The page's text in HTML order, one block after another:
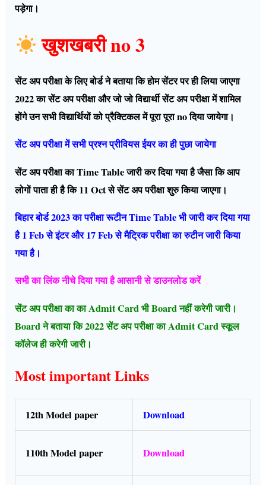
पड़ेगा।
खुशखबरी no 3
सेंट अप परीक्षा के लिए बोर्ड ने बताया कि होम सेंटर पर ही लिया जाएगा
2022 का सेंट अप परीक्षा और जो जो विद्यार्थी सेंट अप परीक्षा में शामिल
होंगे उन सभी विद्यार्थियों को प्रैक्टिकल में पूरा पूरा no दिया जायेगा।
सेंट अप परीक्षा में सभी प्रश्न प्रीवियस ईयर का ही पुछा जायेगा
सेंट अप परीक्षा का Time Table जारी कर दिया गया है जैसा कि आप
लोगों पाता ही है कि 11 Oct से सेंट अप परीक्षा शुरु किया जाएगा।
बिहार बोर्ड 2023 का परीक्षा रूटीन Time Table भी जारी कर दिया गया
है 1 Feb से इंटर और 17 Feb से मैट्रिक परीक्षा का रुटीन जारी किया
गया है।
सभी का लिंक नीचे दिया गया है आसानी से डाउनलोड करें
सेंट अप परीक्षा का का Admit Card भी Board नहीं करेगी जारी।
Board ने बताया कि 2022 सेंट अप परीक्षा का Admit Card स्कूल
कॉलेज ही करेगी जारी।
Most important Links
12th Model paper Download
110th Model paper Download